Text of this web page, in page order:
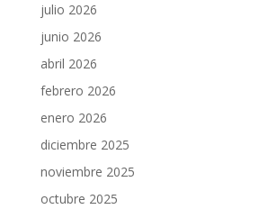
julio 2026
junio 2026
abril 2026
febrero 2026
enero 2026
diciembre 2025
noviembre 2025
octubre 2025